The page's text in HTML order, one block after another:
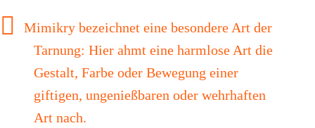
Mimikry bezeichnet eine besondere Art der
Tarnung: Hier ahmt eine harmlose Art die
Gestalt, Farbe oder Bewegung einer
giftigen, ungenießbaren oder wehrhaften
Art nach.